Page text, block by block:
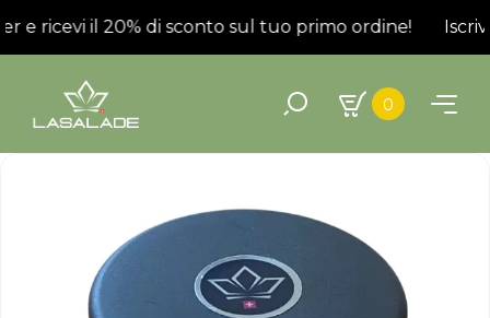
e ricevi il 20% di sconto sul tuo primo ordine!
0